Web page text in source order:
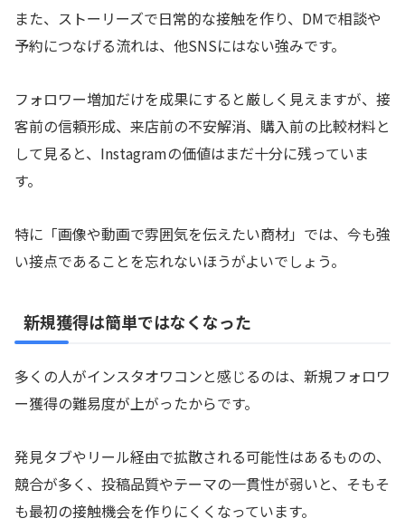
また、ストーリーズで日常的な接触を作り、DMで相談や
予約につなげる流れは、他SNSにはない強みです。
フォロワー増加だけを成果にすると厳しく見えますが、接
客前の信頼形成、来店前の不安解消、購入前の比較材料と
して見ると、Instagramの価値はまだ十分に残っていま
す。
特に「画像や動画で雰囲気を伝えたい商材」では、今も強
い接点であることを忘れないほうがよいでしょう。
新規獲得は簡単ではなくなった
多くの人がインスタオワコンと感じるのは、新規フォロワ
ー獲得の難易度が上がったからです。
発見タブやリール経由で拡散される可能性はあるものの、
競合が多く、投稿品質やテーマの一貫性が弱いと、そもそ
も最初の接触機会を作りにくくなっています。